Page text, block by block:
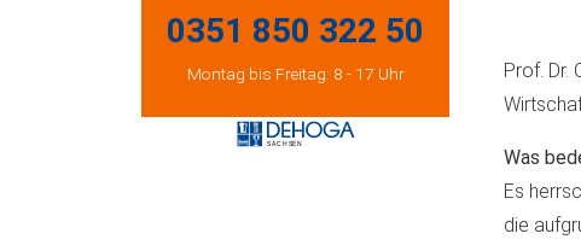
0351 850 322 50
Montag bis Freitag: 8 - 17 Uhr
Prof. Dr.
Was
Es
die